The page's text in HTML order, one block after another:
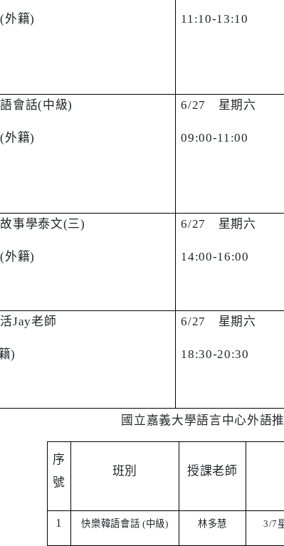
(外籍) 11:10-13:10
會話(中級)
(外籍)
6/27 星期六
09:00-11:00
事學泰文(三)
(外籍)
6/27 星期六
14:00-16:00
Jay老師
)
6/27 星期六
18:30-20:30
國立嘉義大學語言中心外語
序
號
班別 授課老師
1 快樂韓語會話 (中級) 林多慧 3/7